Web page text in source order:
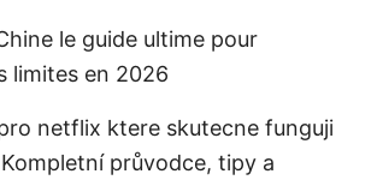
le guide ultime pour
limites en 2026
netflix ktere skutecne funguji
průvodce, tipy a